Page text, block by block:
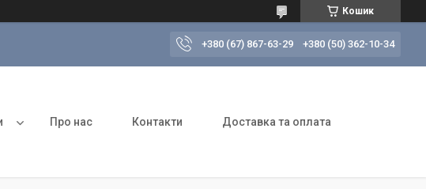
Кошик
+380 (67) 867-63-29 +380 (50) 362-10-34
Про нас Контакти Доставка та оплата